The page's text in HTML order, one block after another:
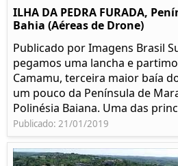
ILHA DA PEDRA FURADA,
Bahia (Aéreas de Drone)
Publicado por Imagens Brasil
pegamos uma lancha e
Camamu, terceira maior baía
um pouco da Península de
Polinésia Baiana. Uma das
Publicado: 21/01/2019